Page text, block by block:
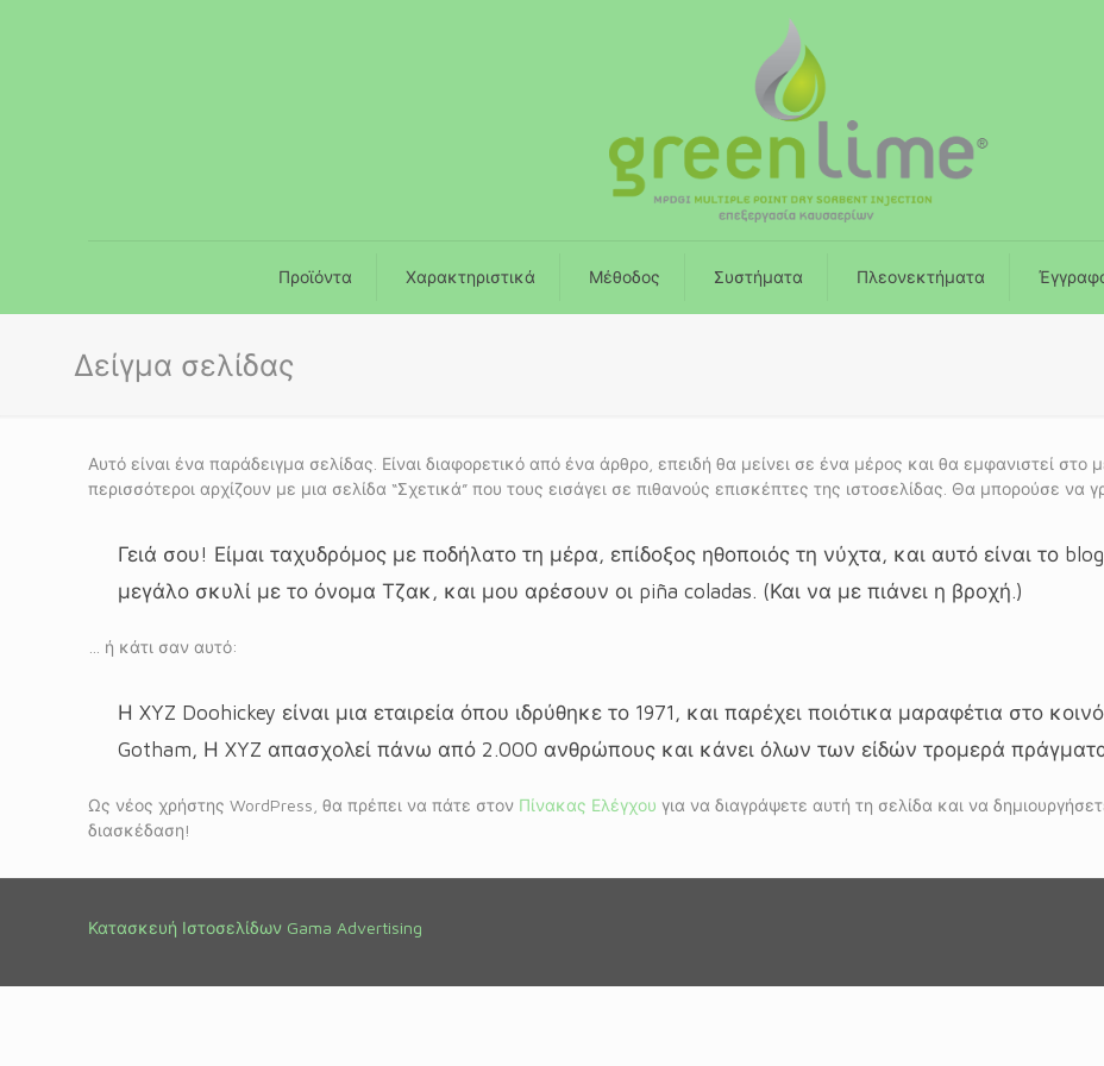
Προϊόντα Χαρακτηριστικά Μέθοδος Συστήματα Πλεονεκτήματα
Δείγμα σελίδας
Αυτό είναι ένα παράδειγμα σελίδας. Είναι διαφορετικό από ένα άρθρο, επειδή θα μείνει σε ένα μέρος και θα εμφανιστεί
περισσότεροι αρχίζουν με μια σελίδα “Σχετικά” που τους εισάγει σε πιθανούς επισκέπτες της ιστοσελίδας. Θα μπορούσε να
Γειά σου! Είμαι ταχυδρόμος με ποδήλατο τη μέρα, επίδοξος ηθοποιός τη νύχτα, και αυτό είναι το
μεγάλο σκυλί με το όνομα Τζακ, και μου αρέσουν οι piña coladas. (Και να με πιάνει η βροχή.)
… ή κάτι σαν αυτό:
Η XYZ Doohickey είναι μια εταιρεία όπου ιδρύθηκε το 1971, και παρέχει ποιότικα μαραφέτια στο
Gotham, Η XYZ απασχολεί πάνω από 2.000 ανθρώπους και κάνει όλων των είδών τρομερά πράγματα
Ως νέος χρήστης WordPress, θα πρέπει να πάτε στον Πίνακας Ελέγχου για να διαγράψετε αυτή τη σελίδα και να
διασκέδαση!
Κατασκευή Ιστοσελίδων Gama Advertising